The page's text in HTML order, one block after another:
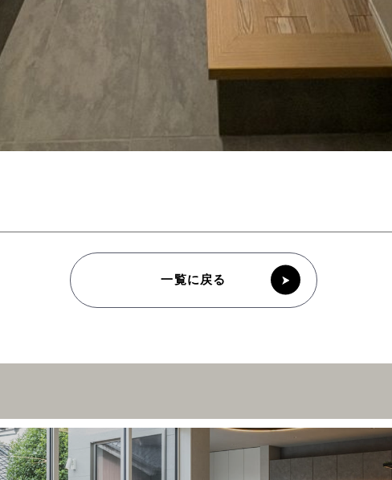
一覧に戻る